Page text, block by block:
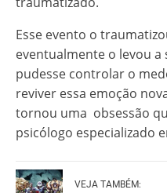
Esse evento o
eventualmente o levou a
pudesse controlar o
reviver essa emoção
tornou uma obsessão
psicólogo especializado
VEJA TAMBÉM: